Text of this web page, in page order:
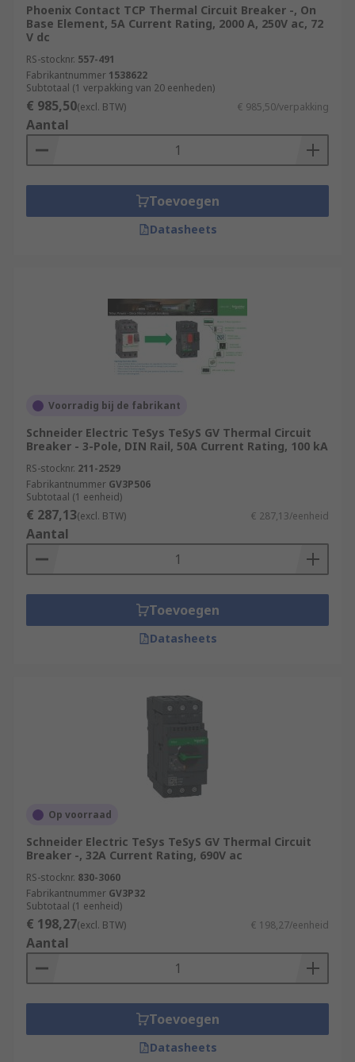
Phoenix Contact TCP Thermal Circuit Breaker -, On
Base Element, 5A Current Rating, 2000 A, 250V ac, 72
V dc
RS-stocknr. 557-491
Fabrikantnummer 1538622
Subtotaal (1 verpakking van 20 eenheden)
€ 985,50(excl. BTW) € 985,50/verpakking
Aantal
Toevoegen
Datasheets
Voorradig bij de fabrikant
Schneider Electric TeSys TeSyS GV Thermal Circuit
Breaker - 3-Pole, DIN Rail, 50A Current Rating, 100 kA
RS-stocknr. 211-2529
Fabrikantnummer GV3P506
Subtotaal (1 eenheid)
€ 287,13(excl. BTW) € 287,13/eenheid
Aantal
Toevoegen
Datasheets
Op voorraad
Schneider Electric TeSys TeSyS GV Thermal Circuit
Breaker -, 32A Current Rating, 690V ac
RS-stocknr. 830-3060
Fabrikantnummer GV3P32
Subtotaal (1 eenheid)
€ 198,27(excl. BTW) € 198,27/eenheid
Aantal
Toevoegen
Datasheets